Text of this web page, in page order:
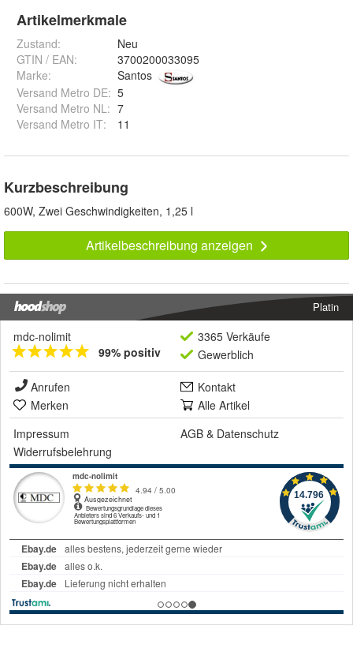
Artikelmerkmale
Zustand:
Neu
GTIN / EAN:
3700200033095
Marke:
Santos
Versand Metro DE: 5
Versand Metro NL: 7
Versand Metro IT: 11
Kurzbeschreibung
600W, Zwei Geschwindigkeiten, 1,25 l
Artikelbeschreibung anzeigen
Platin
mdc-nolimit
99% positiv
3365 Verkäufe
Gewerblich
Anrufen
Kontakt
Merken
Alle Artikel
Impressum
AGB & Datenschutz
Widerrufsbelehrung